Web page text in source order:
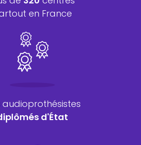
en France
audioprothésistes
d'État